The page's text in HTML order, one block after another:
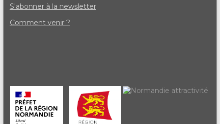
S'abonner à la newsletter
Comment venir ?